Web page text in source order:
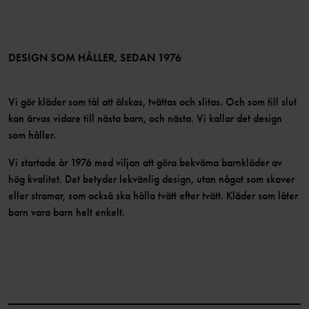
Bli medlem
DESIGN SOM HÅLLER, SEDAN 1976
Vi gör kläder som tål att älskas, tvättas och slitas. Och som till slut
kan ärvas vidare till nästa barn, och nästa. Vi kallar det design
som håller.
Vi startade år 1976 med viljan att göra bekväma barnkläder av
hög kvalitet. Det betyder lekvänlig design, utan något som skaver
eller stramar, som också ska hålla tvätt efter tvätt. Kläder som låter
barn vara barn helt enkelt.